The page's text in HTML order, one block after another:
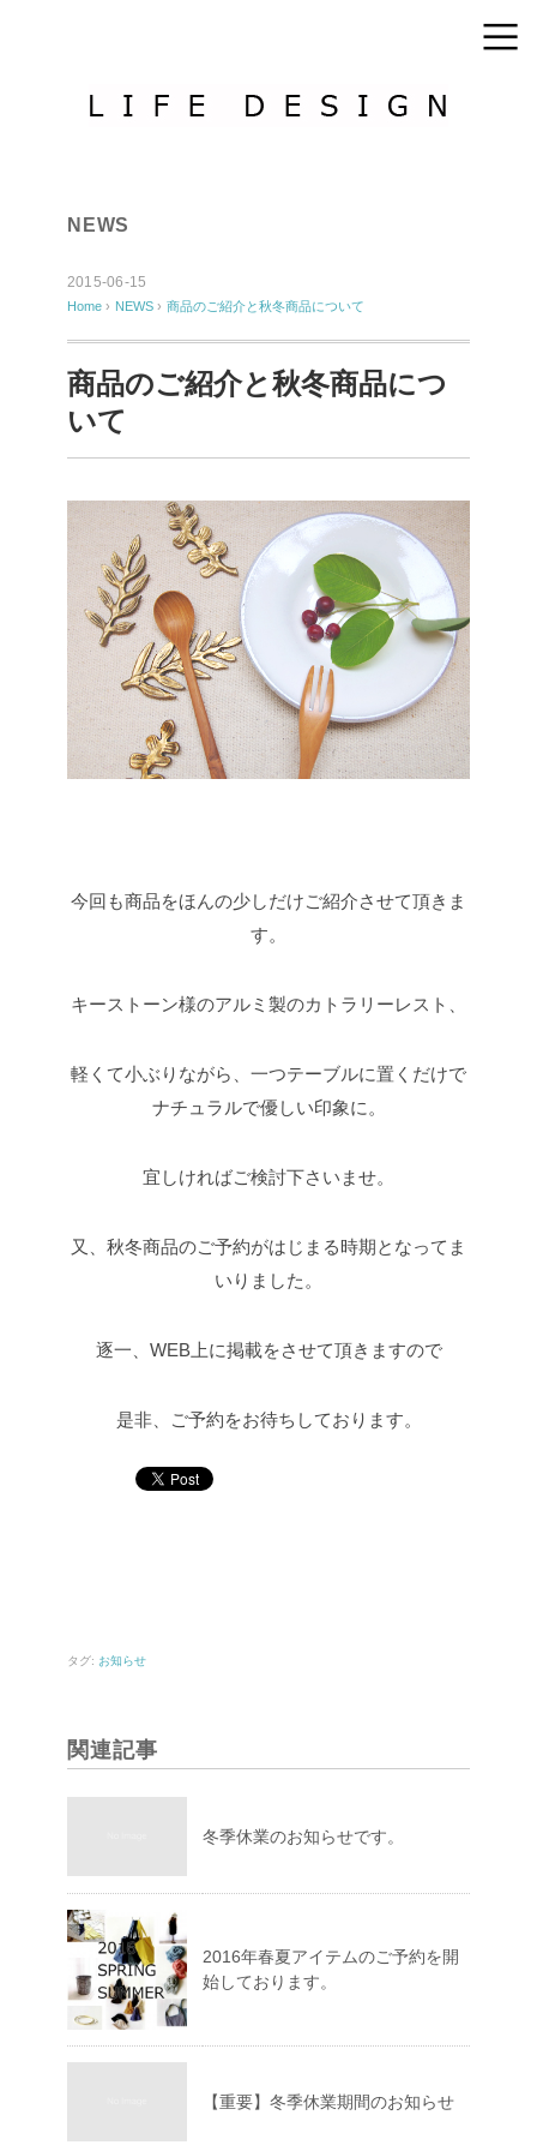
NEWS
2015-06-15
Home › NEWS › 商品のご紹介と秋冬商品について
商品のご紹介と秋冬商品につ
いて
今回も商品をほんの少しだけご紹介させて頂きま
す。
キーストーン様のアルミ製のカトラリーレスト、
軽くて小ぶりながら、一つテーブルに置くだけで
ナチュラルで優しい印象に。
宜しければご検討下さいませ。
又、秋冬商品のご予約がはじまる時期となってま
いりました。
逐一、WEB上に掲載をさせて頂きますので
是非、ご予約をお待ちしております。
タグ: お知らせ
関連記事
冬季休業のお知らせです。
2016年春夏アイテムのご予約を開
始しております。
【重要】冬季休業期間のお知らせ